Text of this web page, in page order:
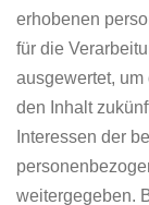
erhobenen
für die
ausgewertet,
den Inhalt
Interessen der
weitergegeben.